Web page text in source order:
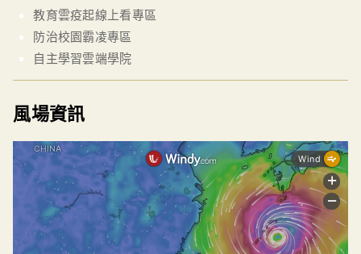
教育雲疫起線上看專區
防治校園霸凌專區
自主學習雲端學院
風場資訊